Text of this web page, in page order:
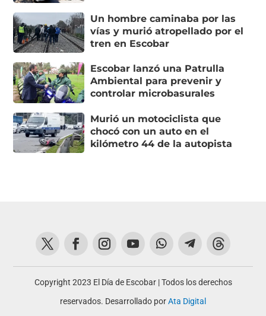
Un hombre caminaba por las
vías y murió atropellado por el
tren en Escobar
Escobar lanzó una Patrulla
Ambiental para prevenir y
controlar microbasurales
Murió un motociclista que
chocó con un auto en el
kilómetro 44 de la autopista
Copyright 2023 El Día de Escobar | Todos los derechos
reservados. Desarrollado porAta Digital